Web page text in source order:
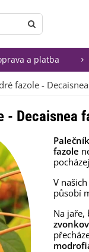
a platba
fazole -
- Decaisnea
fazole
V
působí
Na jaře,